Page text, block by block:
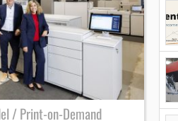
/ Print-on-Demand